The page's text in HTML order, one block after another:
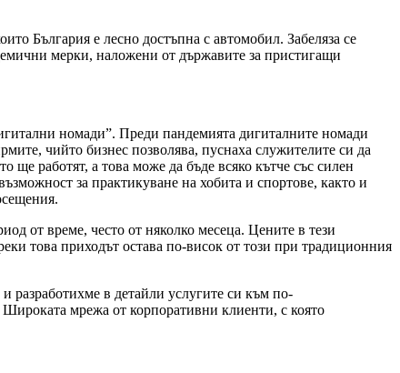
България е лесно достъпна с автомобил. Забеляза се
мерки, наложени от държавите за пристигащи
номади”. Преди пандемията дигиталните номади
чийто бизнес позволява, пуснаха служителите си да
ще работят, а това може да бъде всяко кътче със силен
за практикуване на хобита и спортове, както и
от време, често от няколко месеца. Цените в тези
това приходът остава по-висок от този при традиционния
разработихме в детайли услугите си към по-
мрежа от корпоративни клиенти, с която